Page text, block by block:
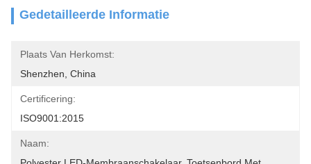
Gedetailleerde Informatie
Plaats Van Herkomst:
Shenzhen, China
Certificering:
ISO9001:2015
Naam: